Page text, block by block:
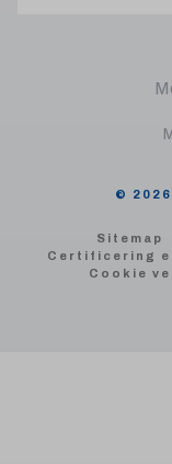
© 2026
Sitemap
Certificering
Cookie